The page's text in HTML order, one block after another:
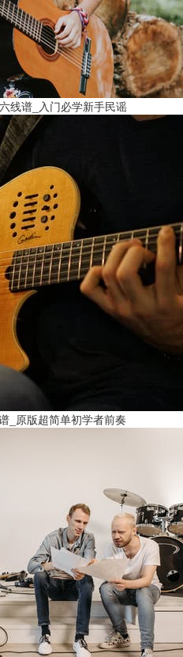
线谱_入门必学新手民谣
_原版超简单初学者前奏